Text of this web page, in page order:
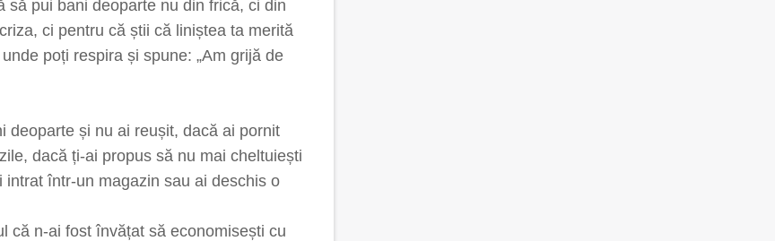
să pui bani deoparte nu din frică, ci din
ci pentru că știi că liniștea ta merită
poți respira și spune: „Am grijă de
deoparte și nu ai reușit, dacă ai pornit
dacă ți-ai propus să nu mai cheltuiești
într-un magazin sau ai deschis o
că n-ai fost învățat să economisești cu